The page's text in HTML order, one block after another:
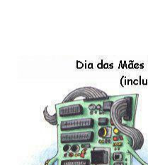
do LibreOffice , o IX
Linux (como sempre), o
baixa taxa de adesão
de desejar a todos Boas
estar juntos novamente.